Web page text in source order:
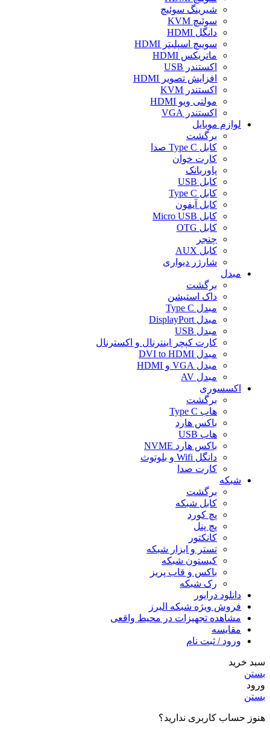
شیرینگ سوئیچ
سوئیچ KVM
دانگل HDMI
سوییچ اسپلیتر HDMI
ماتریکس HDMI
اکستندر USB
افزایش تصویر HDMI
اکستندر KVM
مولتی ویو HDMI
اکستندر VGA
لوازم موبایل
برگشت
کابل Type C صدا
کارت خوان
پاوربانک
کابل USB
کابل Type C
کابل آیفون
کابل Micro USB
کابل OTG
چنجر
کابل AUX
شارژر دیواری
مبدل
برگشت
داک استیشن
مبدل Type C
مبدل DisplayPort
مبدل USB
کارت کپچر اینترنال و اکسترنال
مبدل DVI to HDMI
مبدل VGA و HDMI
مبدل AV
اکسسوری
برگشت
هاب Type C
باکس هارد
هاب USB
باکس هارد NVME
دانگل Wifi و بلوتوث
کارت صدا
شبکه
برگشت
کابل شبکه
پچ کورد
پچ پنل
کانکتور
تستر و ابزار شبکه
کیستون شبکه
باکس و قاب پریز
رک شبکه
دانلود درایور
فروش ویژه شبکه البرز
مشاهده تجهیزات در محیط واقعی
مقایسه
ورود / ثبت نام
خرید
حساب کاربری ندارید؟